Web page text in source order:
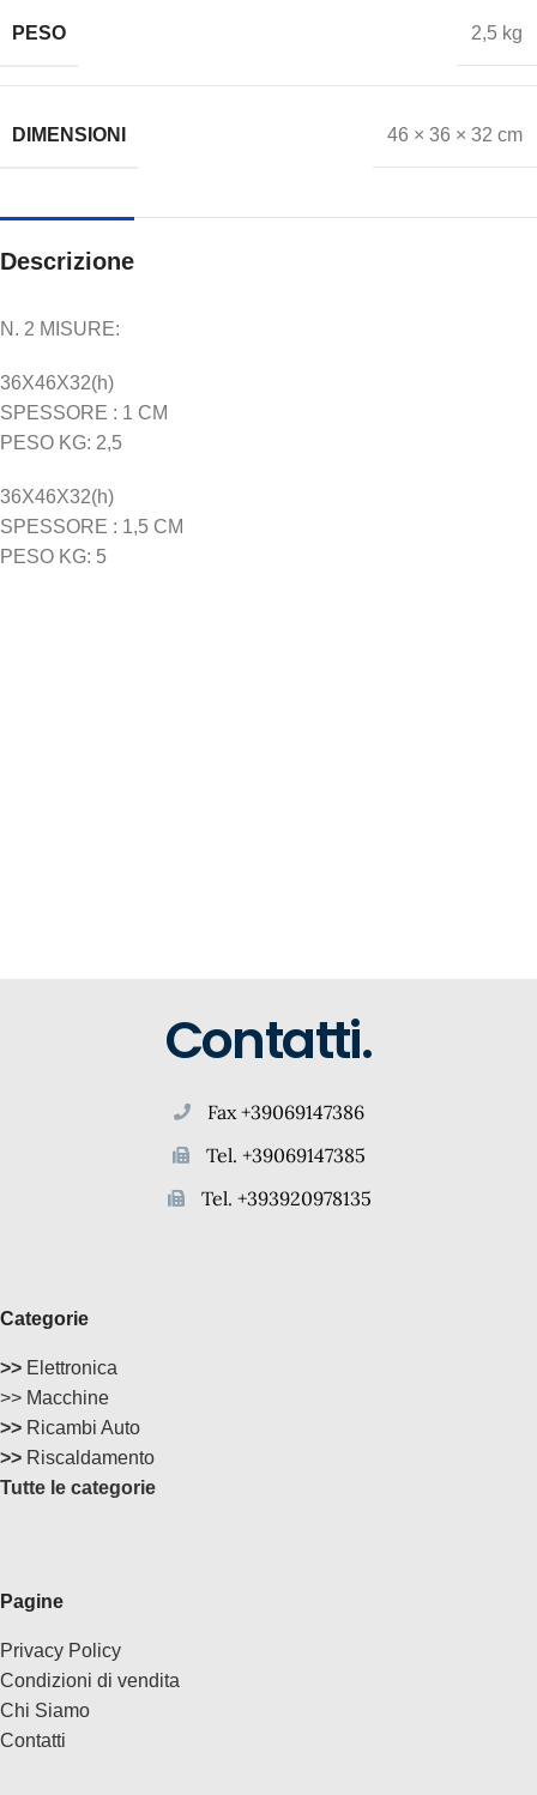
PESO 2,5 kg
DIMENSIONI 46 × 36 × 32 cm
Descrizione
N. 2 MISURE:
36X46X32(h)
SPESSORE : 1 CM
PESO KG: 2,5
36X46X32(h)
SPESSORE : 1,5 CM
PESO KG: 5
Contatti.
Fax +39069147386
Tel. +39069147385
Tel. +393920978135
Categorie
>> Elettronica
>> Macchine
>> Ricambi Auto
>> Riscaldamento
Tutte le categorie
Pagine
Privacy Policy
Condizioni di vendita
Chi Siamo
Contatti